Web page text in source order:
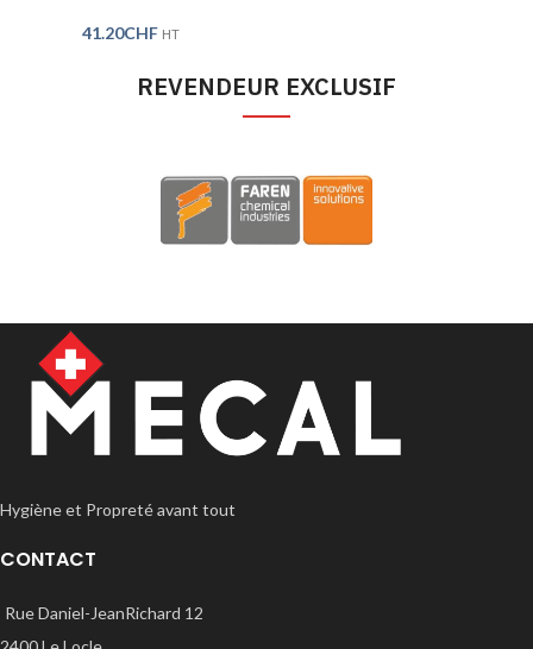
41.20CHF HT
REVENDEUR EXCLUSIF
Hygiène et Propreté avant tout
CONTACT
Rue Daniel-JeanRichard 12